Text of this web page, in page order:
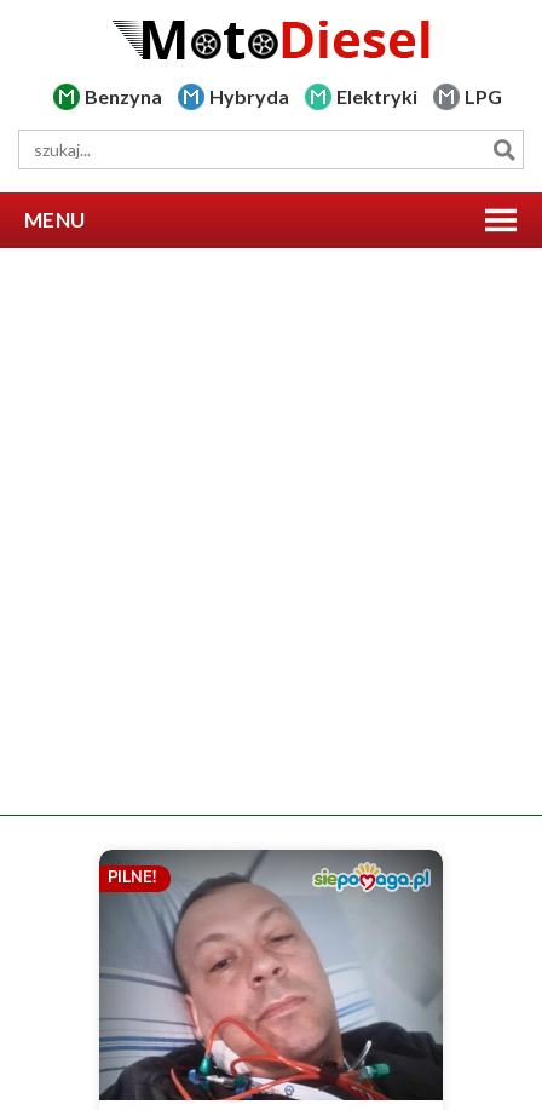
Benzyna Hybryda Elektryki LPG
MENU